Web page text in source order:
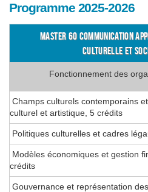
Programme 2025-2026
MASTER 60 COMMUNICATION
CULTURELLE ET
Fonctionnement des
Champs culturels contemporains
culturel et artistique, 5 crédits
Politiques culturelles et cadres
Modèles économiques et gestion
crédits
Gouvernance et représentation